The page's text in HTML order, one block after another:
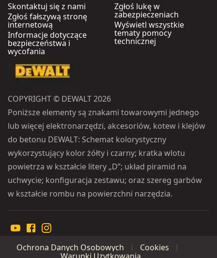
Skontaktuj się z nami
Zgłoś fałszywą stronę
internetową
Informacje dotyczące
bezpieczeństwa i
wycofania
Zgłoś lukę w
zabezpieczeniach
Wyświetl wszystkie
tematy pomocy
technicznej
COPYRIGHT © DEWALT 2026
Poniższe elementy są znakami towarowymi jednego
lub więcej elektronarzędzi, akcesoriów, kotew i klejów
do betonu DEWALT: Schemat kolorystyczny
wykorzystujący kolor żółty i czarny; kratka wlotu
powietrza w kształcie litery „D”; układ piramid na
uchwycie; konfiguracja zestawu; oraz szereg garbów
w kształcie rombu na powierzchni narzędzia.
Ochrona Danych Osobowych
Cookies